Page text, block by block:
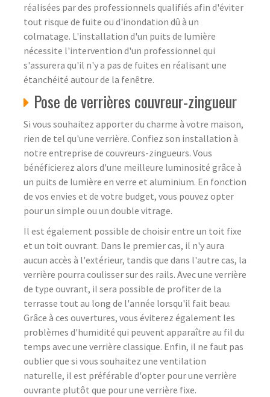
réalisées par des professionnels qualifiés afin d'éviter
tout risque de fuite ou d'inondation dû à un
colmatage. L'installation d'un puits de lumière
nécessite l'intervention d'un professionnel qui
s'assurera qu'il n'y a pas de fuites en réalisant une
étanchéité autour de la fenêtre.
Pose de verrières couvreur-zingueur
Si vous souhaitez apporter du charme à votre maison,
rien de tel qu'une verrière. Confiez son installation à
notre entreprise de couvreurs-zingueurs. Vous
bénéficierez alors d'une meilleure luminosité grâce à
un puits de lumière en verre et aluminium. En fonction
de vos envies et de votre budget, vous pouvez opter
pour un simple ou un double vitrage.
Il est également possible de choisir entre un toit fixe
et un toit ouvrant. Dans le premier cas, il n'y aura
aucun accès à l'extérieur, tandis que dans l'autre cas, la
verrière pourra coulisser sur des rails. Avec une verrière
de type ouvrant, il sera possible de profiter de la
terrasse tout au long de l'année lorsqu'il fait beau.
Grâce à ces ouvertures, vous éviterez également les
problèmes d'humidité qui peuvent apparaître au fil du
temps avec une verrière classique. Enfin, il ne faut pas
oublier que si vous souhaitez une ventilation
naturelle, il est préférable d'opter pour une verrière
ouvrante plutôt que pour une verrière fixe.